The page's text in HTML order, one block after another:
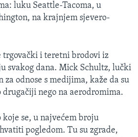
luku Seattle-Tacoma, u
na krajnjem sjevero-
trgovački i teretni brodovi iz
svakog dana. Mick Schultz, lučki
za odnose s medijima, kaže da su
nego na aerodromima.
se, u najvećem broju
pogledom. Tu su zgrade,